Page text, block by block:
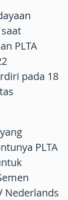
PLTA
pada 18
PLTA
Nederlands